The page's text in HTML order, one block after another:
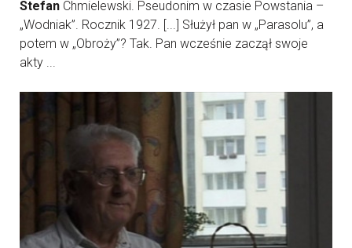
Stefan Chmielewski. Pseudonim w czasie Powstania –
„Wodniak”. Rocznik 1927. [...] Służył pan w „Parasolu”, a
potem w „Obroży”? Tak. Pan wcześnie zaczął swoje
akty ...